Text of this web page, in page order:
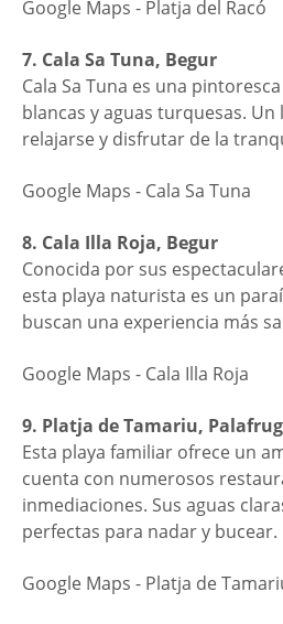
Google Maps - Platja del Racó
7. Cala Sa Tuna, Begur
Cala Sa Tuna es una
blancas y aguas turquesas.
relajarse y disfrutar de la
Google Maps - Cala Sa Tuna
8. Cala Illa Roja, Begur
Conocida por sus
esta playa naturista es un
buscan una experiencia más
Google Maps - Cala Illa Roja
9. Platja de Tamariu,
Esta playa familiar ofrece un
cuenta con numerosos
inmediaciones. Sus aguas
perfectas para nadar y bucear.
Google Maps - Platja de